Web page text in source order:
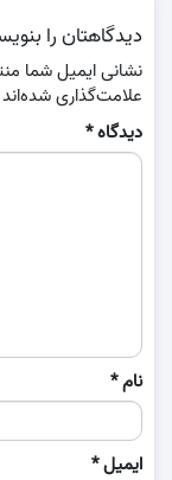
دیدگاهتان را
نشانی ایمیل شما
علامت‌گذاری
دیدگاه*
نام*
ایمیل*